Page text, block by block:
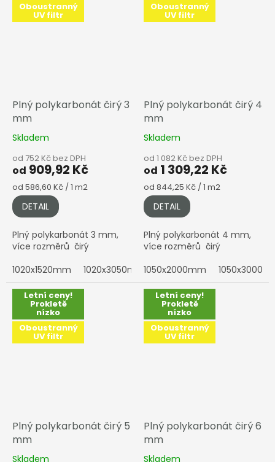
Oboustranný
UV filtr
Plný polykarbonát čirý 3
mm
Skladem
od 752 Kč bez DPH
od 909,92 Kč
Měrná
cena:
od 586,60 Kč / 1 m2
DETAIL
Plný polykarbonát 3 mm,
více rozměrů čirý
1020x1520mm
1020x3050mm 2050x1010mm
Oboustranný
UV filtr
Plný polykarbonát čirý 4
mm
Skladem
od 1 082 Kč bez DPH
od 1 309,22 Kč
Měrná
cena:
od 844,25 Kč / 1 m2
DETAIL
Plný polykarbonát 4 mm,
více rozměrů čirý
1050x2000mm
Letní ceny!
Prokletě
nízko
Oboustranný
UV filtr
Plný polykarbonát čirý 5
mm
Skladem
Letní ceny!
Prokletě
nízko
Oboustranný
UV filtr
Plný polykarbonát čirý 6
mm
Skladem